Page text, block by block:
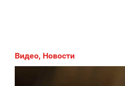
Видео, Новости